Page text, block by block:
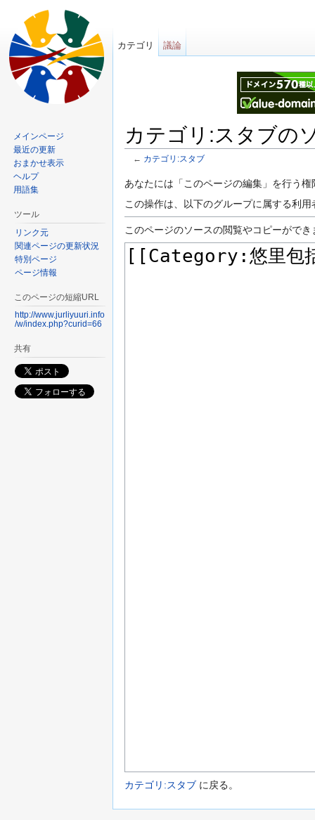
カテゴリ:スタブの
← カテゴリ:スタブ
あなたには「このページの編集」を行う
この操作は、以下のグループに属する利
このページのソースの閲覧やコピーができ
カテゴリ:スタブ に戻る。
カテゴリ 議論
メインページ
最近の更新
おまかせ表示
ヘルプ
用語集
ツール
リンク元
関連ページの更新状況
特別ページ
ページ情報
このページの短縮URL
http://www.jurliyuuri.info
/w/index.php?curid=66
共有